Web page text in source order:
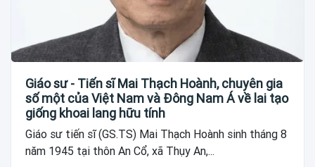
Giáo sư - Tiến sĩ Mai Thạch Hoành, chuyên gia
số một của Việt Nam và Đông Nam Á về lai tạo
giống khoai lang hữu tính
Giáo sư tiến sĩ (GS.TS) Mai Thạch Hoành sinh tháng 8
năm 1945 tại thôn An Cổ, xã Thụy An,...